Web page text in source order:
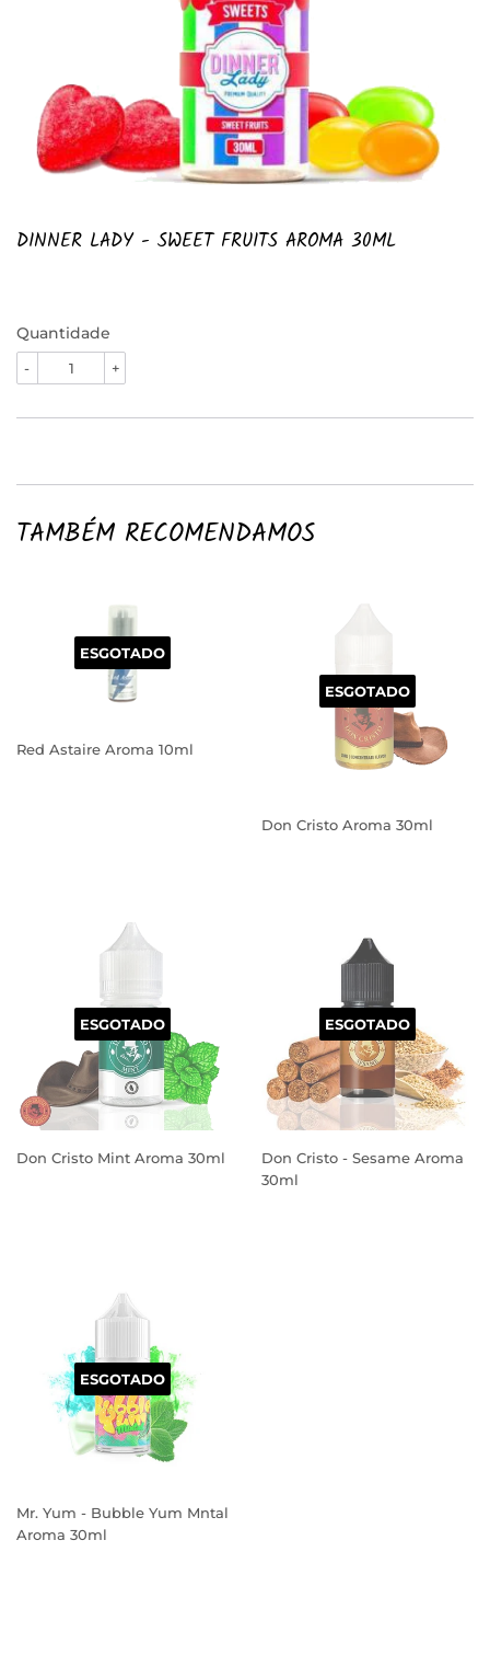
DINNER LADY - SWEET FRUITS AROMA 30ML
Quantidade
+
-
TAMBÉM RECOMENDAMOS
ESGOTADO
Red Astaire Aroma 10ml
ESGOTADO
Don Cristo Aroma 30ml
ESGOTADO
Don Cristo Mint Aroma 30ml
ESGOTADO
Don Cristo - Sesame Aroma
30ml
ESGOTADO
Mr. Yum - Bubble Yum Mntal
Aroma 30ml